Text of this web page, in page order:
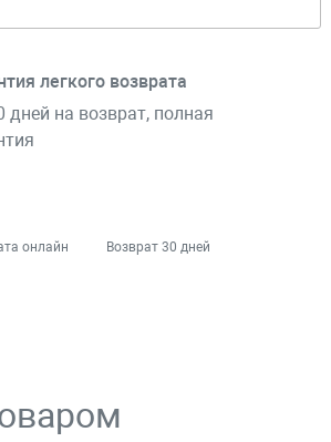
легкого возврата
дней на возврат, полная
онлайн Возврат 30 дней